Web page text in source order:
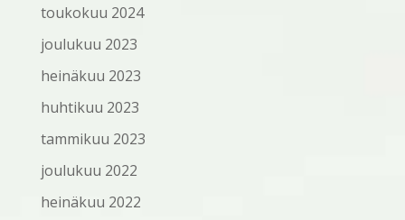
toukokuu 2024
joulukuu 2023
heinäkuu 2023
huhtikuu 2023
tammikuu 2023
joulukuu 2022
heinäkuu 2022